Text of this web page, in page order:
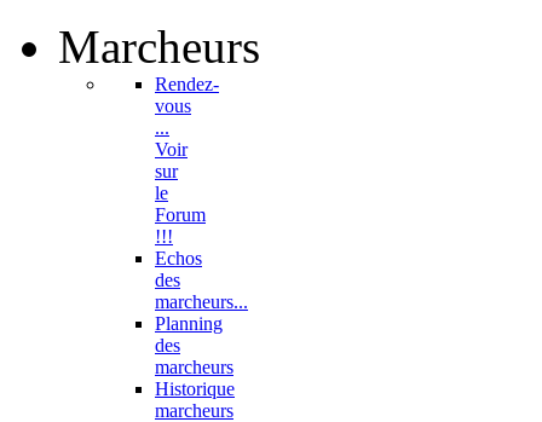
Marcheurs
Rendez-
vous
...
Voir
sur
le
Forum
!!!
Echos
des
marcheurs...
Planning
des
marcheurs
Historique
marcheurs